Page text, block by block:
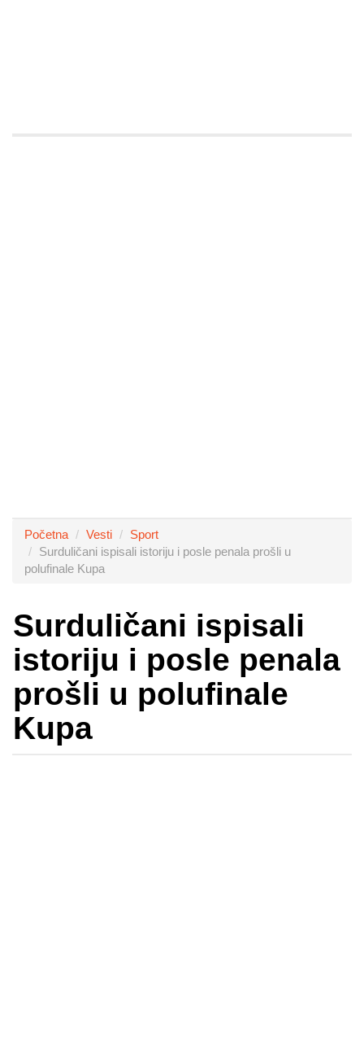
Početna Vesti
Sport
Surduličani ispisali istoriju i posle penala prošli u
polufinale Kupa
Surduličani ispisali
istoriju i posle penala
prošli u polufinale
Kupa